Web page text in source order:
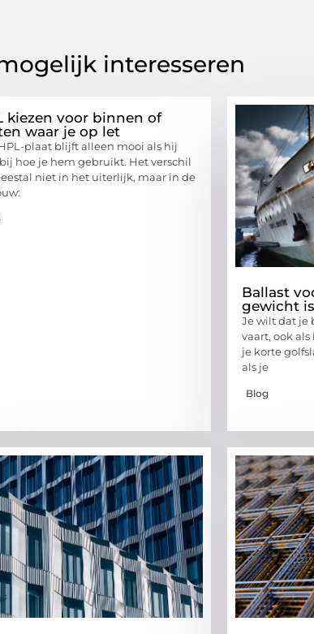
interesseren
kiezen voor binnen of
waar je op let
plaat blijft alleen mooi als hij
hoe je hem gebruikt. Het verschil
niet in het uiterlijk, maar in de
Ballast
gewicht
Je wilt dat je
vaart, ook
je korte
als je
Blog